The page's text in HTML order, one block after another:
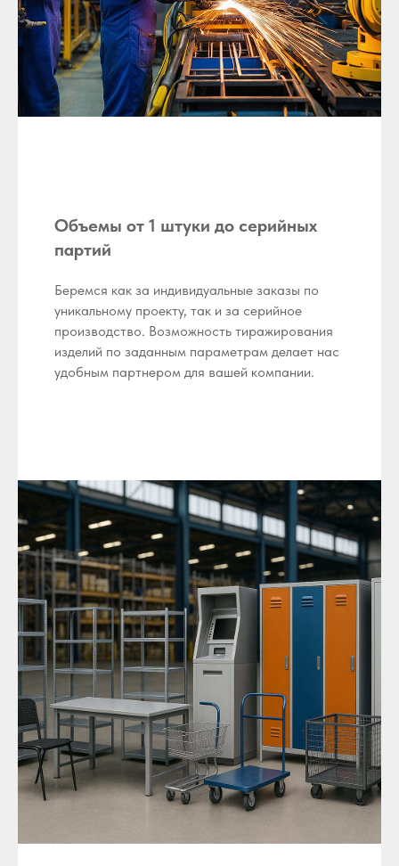
Объемы от 1 штуки до серийных
партий
Беремся как за индивидуальные заказы по
уникальному проекту, так и за серийное
производство. Возможность тиражирования
изделий по заданным параметрам делает нас
удобным партнером для вашей компании.